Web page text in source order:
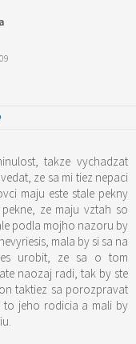
takze vychadzat
ze sa mi tiez nepaci
maju este stale pekny
ze maju vztah so
podla mojho nazoru by
mala by si sa na
urobit, ze sa o tom
naozaj radi, tak by ste
taktiez sa porozpravat
to jeho rodicia a mali by